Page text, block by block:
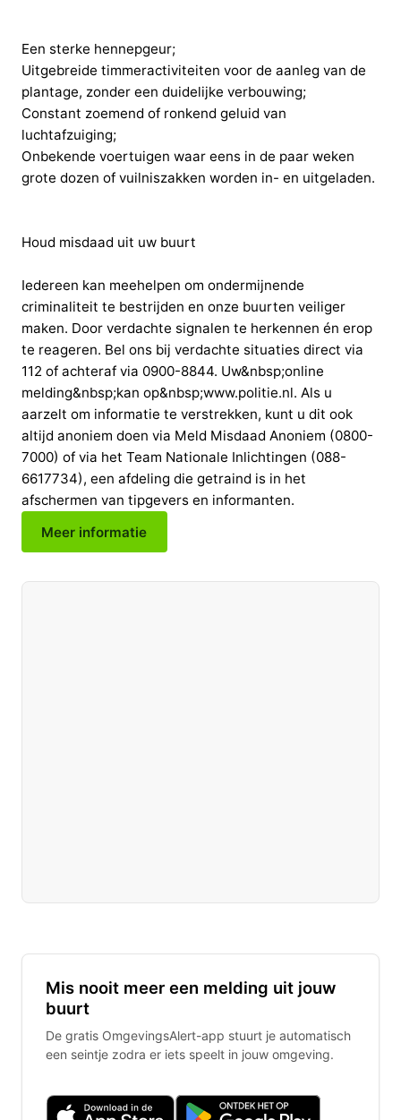
Een sterke hennepgeur;
Uitgebreide timmeractiviteiten voor de aanleg van de
plantage, zonder een duidelijke verbouwing;
Constant zoemend of ronkend geluid van
luchtafzuiging;
Onbekende voertuigen waar eens in de paar weken
grote dozen of vuilniszakken worden in- en uitgeladen.
Houd misdaad uit uw buurt
Iedereen kan meehelpen om ondermijnende
criminaliteit te bestrijden en onze buurten veiliger
maken. Door verdachte signalen te herkennen én erop
te reageren. Bel ons bij verdachte situaties direct via
112 of achteraf via 0900-8844. Uw&nbsp;online
melding&nbsp;kan op&nbsp;www.politie.nl. Als u
aarzelt om informatie te verstrekken, kunt u dit ook
altijd anoniem doen via Meld Misdaad Anoniem (0800-
7000) of via het Team Nationale Inlichtingen (088-
6617734), een afdeling die getraind is in het
afschermen van tipgevers en informanten.
Meer informatie
Mis nooit meer een melding uit jouw
buurt
De gratis OmgevingsAlert-app stuurt je automatisch
een seintje zodra er iets speelt in jouw omgeving.